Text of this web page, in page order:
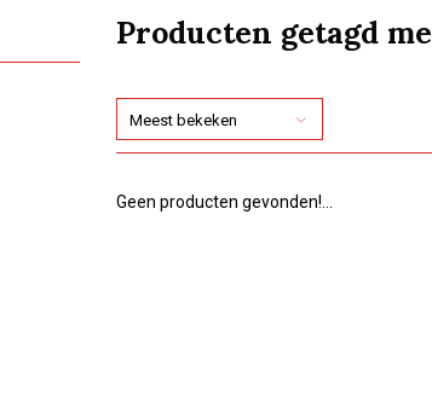
Producten getagd
Meest bekeken
Geen producten gevonden!...